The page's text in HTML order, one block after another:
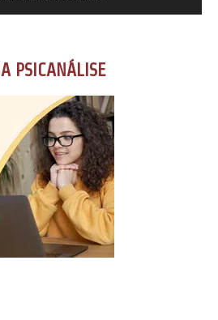
PSICANÁLISE